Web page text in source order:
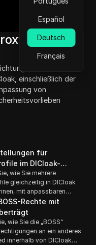
Español
Deutsch
Français
in
zur
einschließlich der
von
für
im DICloak-
wie Sie mehrere
gleichzeitig in DICloak
mit anpassbaren
um jedes Profil für
oder Projekte zu
Rechte mit
wie Sie die „BOSS“
an ein anderes
innerhalb von DICloak